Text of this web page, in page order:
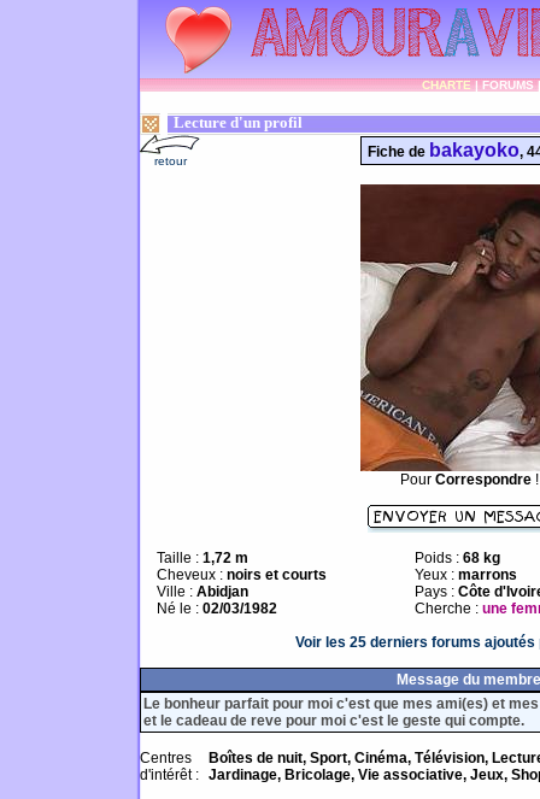
CHARTE|FORUMS
Lecture d'un profil
retour
Fiche de bakayoko,
Pour Correspondre!
Taille : 1,72 m
Cheveux : noirs et courts
Ville : Abidjan
Né le : 02/03/1982
Poids : 68 kg
Yeux : marrons
Pays : Côte
Cherche : une
Voir les 25 derniers forums ajoutés
Message du membre
Le bonheur parfait pour moi c'est que mes ami(es) et
et le cadeau de reve pour moi c'est le geste qui compte.
Centres
d'intérêt :
Boîtes de nuit, Sport, Cinéma, Télévision,
Jardinage, Bricolage, Vie associative, Jeux,